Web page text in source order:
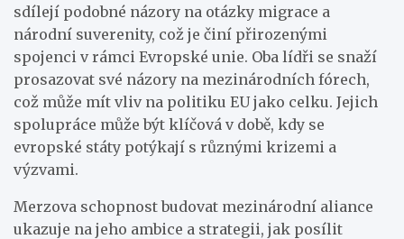
sdílejí podobné názory na otázky migrace a
národní suverenity, což je činí přirozenými
spojenci v rámci Evropské unie. Oba lídři se snaží
prosazovat své názory na mezinárodních fórech,
což může mít vliv na politiku EU jako celku. Jejich
spolupráce může být klíčová v době, kdy se
evropské státy potýkají s různými krizemi a
výzvami.
Merzova schopnost budovat mezinárodní aliance
ukazuje na jeho ambice a strategii, jak posílit